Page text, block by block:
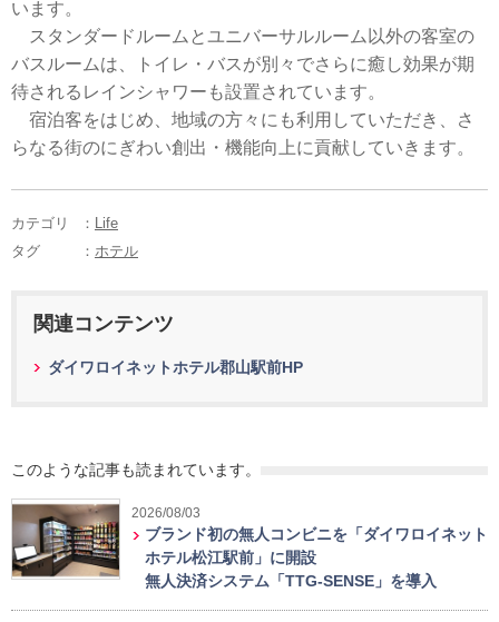
います。
スタンダードルームとユニバーサルルーム以外の客室の
バスルームは、トイレ・バスが別々でさらに癒し効果が期
待されるレインシャワーも設置されています。
宿泊客をはじめ、地域の方々にも利用していただき、さ
らなる街のにぎわい創出・機能向上に貢献していきます。
カテゴリ ：
Life
タグ
： ホテル
関連コンテンツ
ダイワロイネットホテル郡山駅前HP
このような記事も読まれています。
2026/08/03
ブランド初の無人コンビニを「ダイワロイネット
ホテル松江駅前」に開設
無人決済システム「TTG-SENSE」を導入